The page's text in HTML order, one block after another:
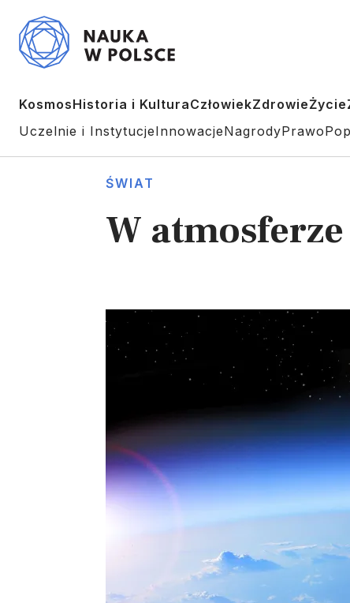
KosmosHistoria i KulturaCzłowiekZdrowieŻycie
Uczelnie i InstytucjeInnowacjeNagrodyPrawo
ŚWIAT
W